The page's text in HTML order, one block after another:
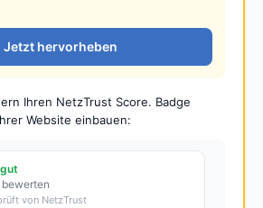
Jetzt hervorheben
Ihren NetzTrust Score. Badge
Website einbauen: